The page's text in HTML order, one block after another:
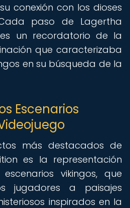
conexión con los dioses
paso de Lagertha
un recordatorio de la
que caracterizaba
en su búsqueda de la
Escenarios
más destacados de
es la representación
vikingos, que
jugadores a paisajes
inspirados en la